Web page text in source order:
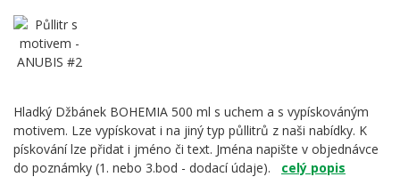
Hladký Džbánek BOHEMIA 500 ml s uchem a s vypískováným
motivem. Lze vypískovat i na jiný typ půllitrů z naši nabídky. K
pískování lze přidat i jméno či text. Jména napište v objednávce
do poznámky (1. nebo 3.bod - dodací údaje). celý popis